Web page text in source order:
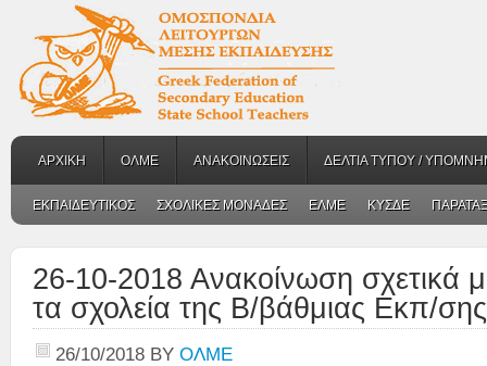
ΑΡΧΙΚΗ ΟΛΜΕ ΑΝΑΚΟΙΝΩΣΕΙΣ ΔΕΛΤΙΑ ΤΥΠΟΥ /
ΕΚΠΑΙΔΕΥΤΙΚΟΣ ΣΧΟΛΙΚΕΣ ΜΟΝΑΔΕΣ ΕΛΜΕ ΚΥΣΔΕ
26-10-2018 Ανακοίνωση σχετικά
τα σχολεία της Β/βάθμιας Εκπ/σης
26/10/2018 BY ΟΛΜΕ